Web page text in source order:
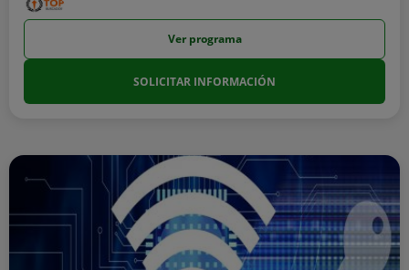
Ver programa
SOLICITAR INFORMACIÓN